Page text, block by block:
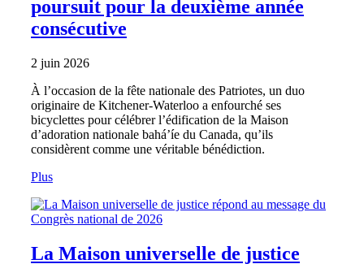
poursuit pour la deuxième année
consécutive
2 juin 2026
À l’occasion de la fête nationale des Patriotes, un duo
originaire de Kitchener-Waterloo a enfourché ses
bicyclettes pour célébrer l’édification de la Maison
d’adoration nationale bahá’íe du Canada, qu’ils
considèrent comme une véritable bénédiction.
Plus
La Maison universelle de justice